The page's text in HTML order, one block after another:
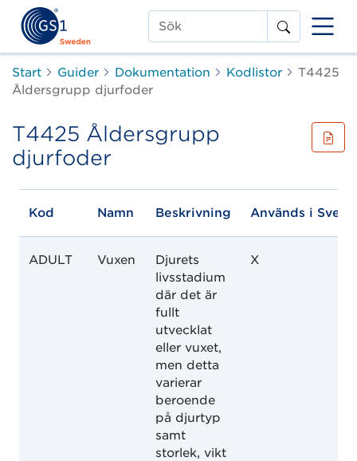
Sök
Start Guider Dokumentation Kodlistor
T4425
Åldersgrupp djurfoder
T4425 Åldersgrupp
djurfoder
Kod Namn Beskrivning Används i
ADULT Vuxen
Djurets
livsstadium
där det är
fullt
utvecklat
eller vuxet,
men detta
varierar
beroende
på djurtyp
samt
storlek, vikt
X